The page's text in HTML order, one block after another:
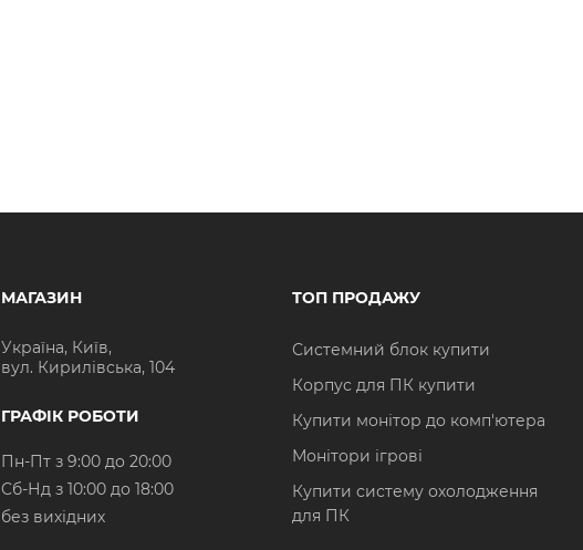
МАГАЗИН
Україна, Київ,
вул. Кирилівська, 104
ГРАФІК РОБОТИ
Пн-Пт з 9:00 до 20:00
Cб-Нд з 10:00 до 18:00
без вихідних
ТОП ПРОДАЖУ
Системний блок купити
Корпус для ПК купити
Купити монітор до комп'ютера
Монітори ігрові
Купити систему охолодження
для ПК